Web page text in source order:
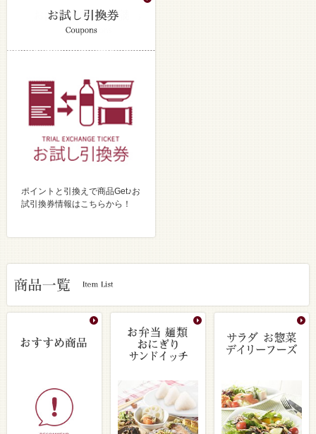
ポイントと引換えで商品Get♪お
試引換券情報はこちらから！